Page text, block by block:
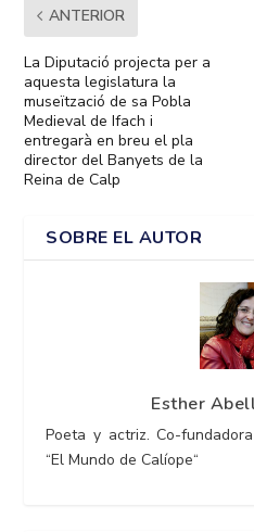
ANTERIOR
La Diputació projecta per a
aquesta legislatura la
museïtzació de sa Pobla
Medieval de Ifach i
entregarà en breu el pla
director del Banyets de la
Reina de Calp
SOBRE EL AUTOR
Esther
Poeta y actriz. Co-
“El Mundo de Calíope“